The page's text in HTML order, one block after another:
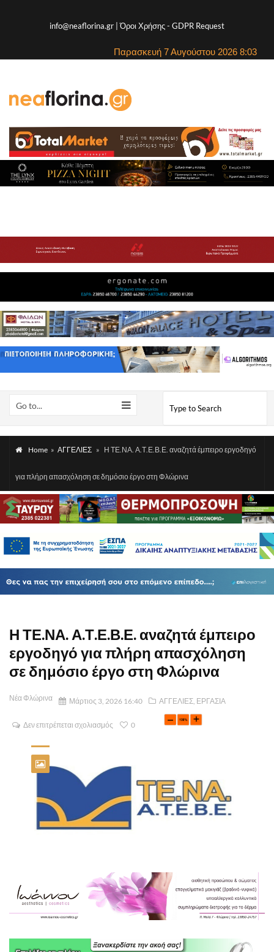
info@neaflorina.gr |Όροι Χρήσης- GDPR Request
Παρασκευή 7 Αυγούστου 2026 8:03
Go to...
Home » ΑΓΓΕΛΙΕΣ » Η ΤΕ.ΝΑ. Α.Τ.Ε.Β.Ε. αναζητά έμπειρο εργοδηγό
για πλήρη απασχόληση σε δημόσιο έργο στη Φλώρινα
Η ΤΕ.ΝΑ. Α.Τ.Ε.Β.Ε. αναζητά έμπειρο
εργοδηγό για πλήρη απασχόληση
σε δημόσιο έργο στη Φλώρινα
Νέα Φλώρινα Μάρτιος 3, 2026 16:40 ΑΓΓΕΛΙΕΣ, ΕΡΓΑΣΙΑ
Δεν επιτρέπεται σχολιασμός 0